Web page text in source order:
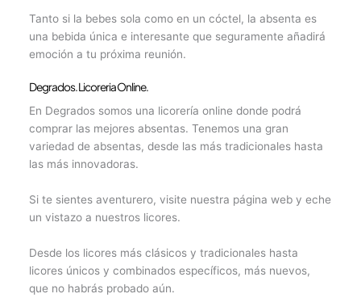
Tanto si la bebes sola como en un cóctel, la absenta es
una bebida única e interesante que seguramente añadirá
emoción a tu próxima reunión.
Degrados. Licoreria Online.
En Degrados somos una licorería online donde podrá
comprar las mejores absentas. Tenemos una gran
variedad de absentas, desde las más tradicionales hasta
las más innovadoras.
Si te sientes aventurero, visite nuestra página web y eche
un vistazo a nuestros licores.
Desde los licores más clásicos y tradicionales hasta
licores únicos y combinados específicos, más nuevos,
que no habrás probado aún.